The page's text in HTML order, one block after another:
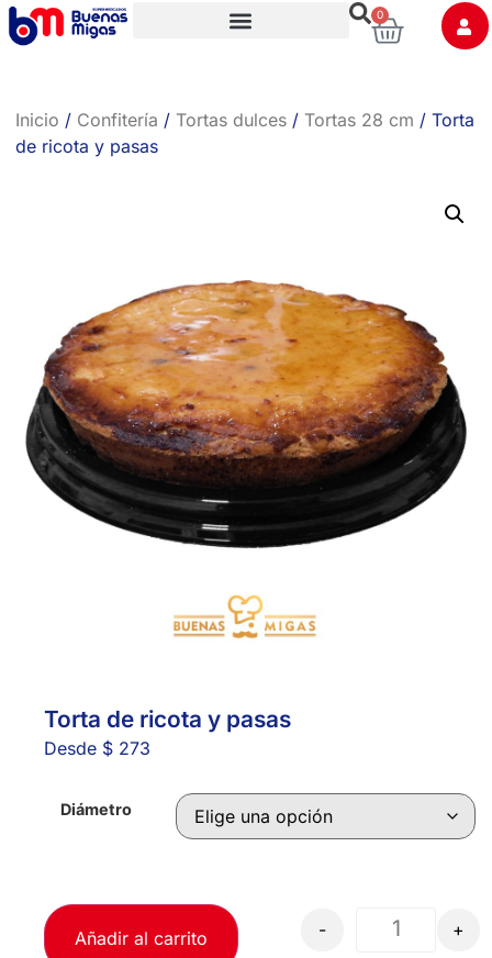
0
Inicio / Confitería / Tortas dulces / Tortas 28 cm / Torta
de ricota y pasas
Torta de ricota y pasas
Desde $ 273
Diámetro
- +
Añadir al carrito